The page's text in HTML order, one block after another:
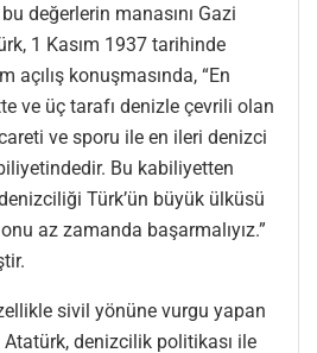
değerlerin manasını Gazi
1 Kasım 1937 tarihinde
açılış konuşmasında, “En
ve üç tarafı denizle çevrili olan
ve sporu ile en ileri denizci
Bu kabiliyetten
Türk’ün büyük ülküsü
az zamanda başarmalıyız.”
sivil yönüne vurgu yapan
denizcilik politikası ile